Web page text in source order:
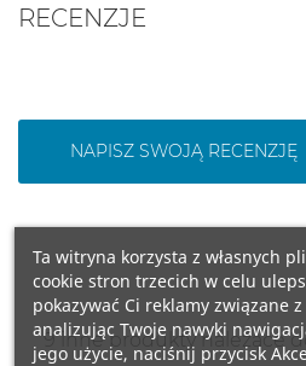
RECENZJE
NAPISZ SWOJĄ RECENZJĘ
9 inne produkty należące
Ta witryna korzysta z własnych
cookie stron trzecich w celu
pokazywać Ci reklamy związane
analizując Twoje nawyki
jego użycie, naciśnij przycisk